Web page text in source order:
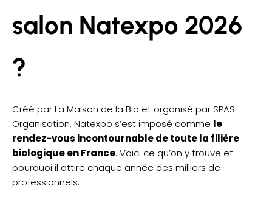
salon Natexpo 2026
?
Créé par La Maison de la Bio et organisé par SPAS
Organisation, Natexpo s’est imposé comme le
rendez-vous incontournable de toute la filière
biologique en France. Voici ce qu’on y trouve et
pourquoi il attire chaque année des milliers de
professionnels.